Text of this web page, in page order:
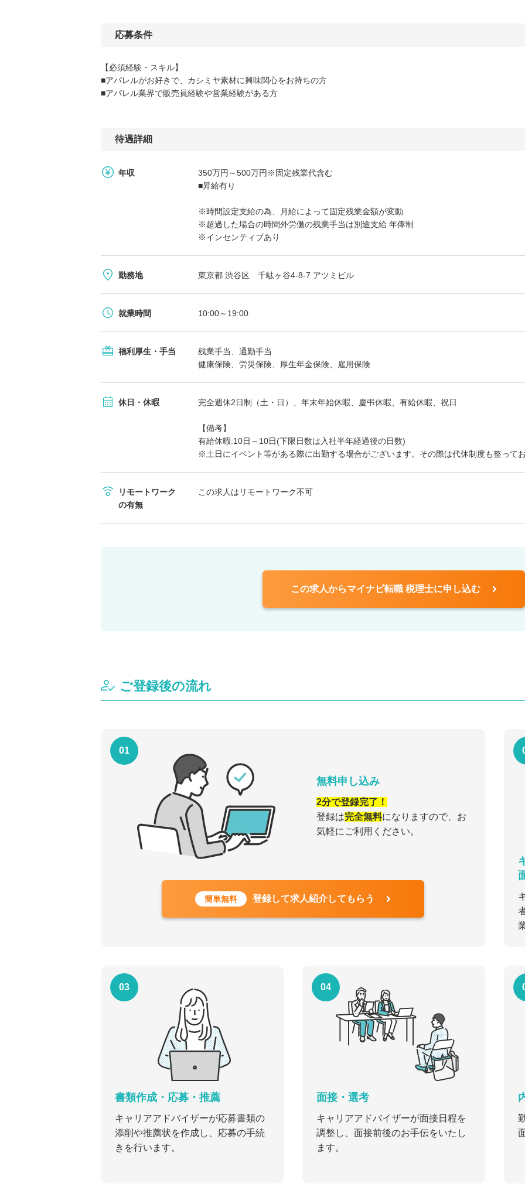
応募条件
【必須経験・スキル】
■アパレルがお好きで、カシミヤ素材に興味関心をお持ちの方
■アパレル業界で販売員経験や営業経験がある方
待遇詳細
年収
350万円～500万円※固定残業代含む
■昇給有り
※時間設定支給の為、月給によって固定残業金額が変動
※超過した場合の時間外労働の残業手当は別途支給 年俸制
※インセンティブあり
勤務地 東京都 渋谷区 千駄ヶ谷4-8-7 アツミビル
就業時間 10:00～19:00
福利厚生・手当
残業手当、通勤手当
健康保険、労災保険、厚生年金保険、雇用保険
休日・休暇 完全週休2日制（土・日）、年末年始休暇、慶弔休暇、有給休暇、祝日
【備考】
有給休暇:10日～10日(下限日数は入社半年経過後の日数)
※土日にイベント等がある際に出勤する場合がございます。その際は代休制度も整ってお
リモートワーク
の有無
この求人はリモートワーク不可
この求人からマイナビ転職 税理士に申し込む
ご登録後の流れ
01
無料申し込み
2分で登録完了！
登録は完全無料になりますので、お
気軽にご利用ください。
簡単無料 登録して求人紹介してもらう
03
書類作成・応募・推薦
キャリアアドバイザーが応募書類の
添削や推薦状を作成し、応募の手続
きを行います。
04
面接・選考
キャリアアドバイザーが面接日程を
調整し、面接前後のお手伝をいたし
ます。